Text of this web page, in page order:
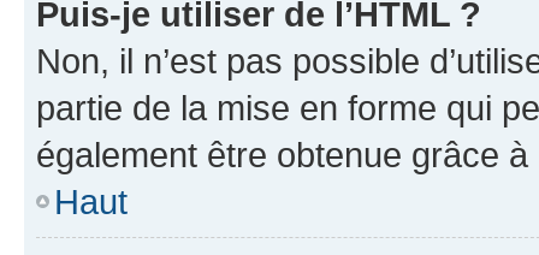
Puis-je utiliser de l’HTML ?
Non, il n’est pas possible
partie de la mise en forme qui
également être obtenue grâce à
Haut